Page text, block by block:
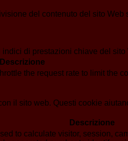
del contenuto del sito
di prestazioni chiave del
Descrizione
the request rate to limit the
il sito web. Questi cookie
Descrizione
to calculate visitor, session,